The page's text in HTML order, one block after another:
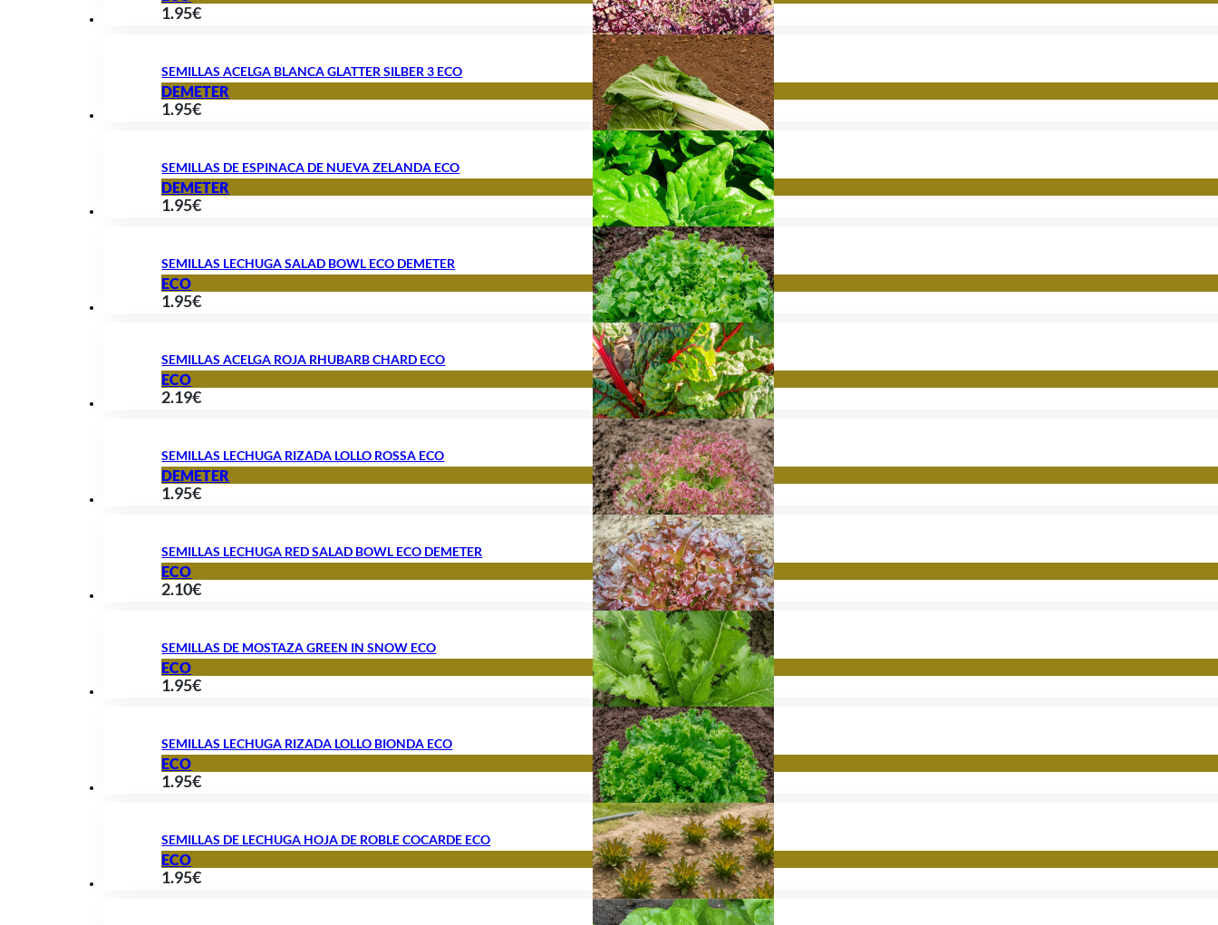
1.95€
SEMILLAS ACELGA BLANCA GLATTER SILBER 3 ECO
1.95€
DEMETER
SEMILLAS DE ESPINACA DE NUEVA ZELANDA ECO
1.95€
DEMETER
SEMILLAS LECHUGA SALAD BOWL ECO DEMETER
1.95€
ECO
SEMILLAS ACELGA ROJA RHUBARB CHARD ECO
2.19€
ECO
SEMILLAS LECHUGA RIZADA LOLLO ROSSA ECO
1.95€
DEMETER
SEMILLAS LECHUGA RED SALAD BOWL ECO DEMETER
2.10€
ECO
SEMILLAS DE MOSTAZA GREEN IN SNOW ECO
1.95€
ECO
SEMILLAS LECHUGA RIZADA LOLLO BIONDA ECO
1.95€
ECO
SEMILLAS DE LECHUGA HOJA DE ROBLE COCARDE ECO
1.95€
ECO